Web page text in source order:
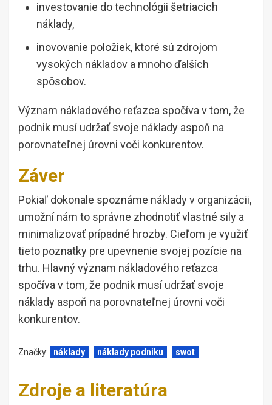
investovanie do technológii šetriacich
náklady,
inovovanie položiek, ktoré sú zdrojom
vysokých nákladov a mnoho ďalších
spôsobov.
Význam nákladového reťazca spočíva v tom, že
podnik musí udržať svoje náklady aspoň na
porovnateľnej úrovni voči konkurentov.
Záver
Pokiaľ dokonale spoznáme náklady v organizácii,
umožní nám to správne zhodnotiť vlastné sily a
minimalizovať prípadné hrozby. Cieľom je využiť
tieto poznatky pre upevnenie svojej pozície na
trhu. Hlavný význam nákladového reťazca
spočíva v tom, že podnik musí udržať svoje
náklady aspoň na porovnateľnej úrovni voči
konkurentov.
Značky: náklady náklady podniku swot
Zdroje a literatúra